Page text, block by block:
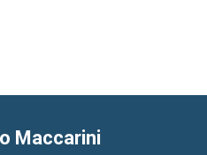
Maccarini